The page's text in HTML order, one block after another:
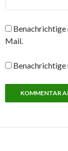
Benachrichtige
Mail.
Benachrichtige